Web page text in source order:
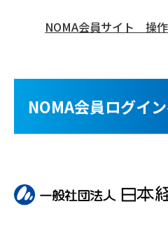
NOMA会員サイト 操
NOMA会員ログイ